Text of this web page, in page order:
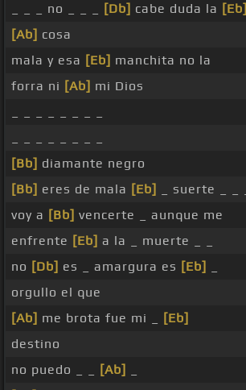
_ _ _ no _ _ _
[Db] cabe duda la [Eb]
[Ab] cosa
mala y esa [Eb] manchita no la
forra ni [Ab] mi Dios
[Bb] diamante negro
[Bb] eres de mala [Eb]
_ suerte _ _ _
voy a [Bb] vencerte _ aunque me
enfrente [Eb] a la _ muerte _ _
no [Db] es _ amargura es [Eb]
orgullo el que
[Ab] me brota fue mi _
[Eb]
destino
no puedo _ _
[Ab]